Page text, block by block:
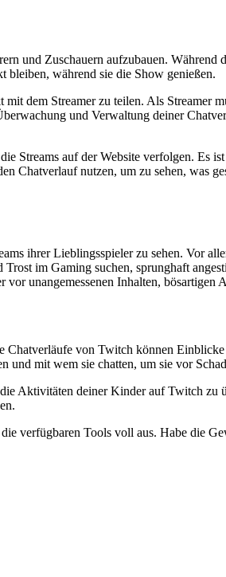
und Zuschauern aufzubauen. Während
bleiben, während sie die Show genießen.
dem Streamer zu teilen. Als Streamer
und Verwaltung deiner
auf der Website verfolgen. Es
Chatverlauf nutzen, um zu sehen, was
ihrer Lieblingsspieler zu sehen. Vor
im Gaming suchen, sprunghaft
unangemessenen Inhalten, bösartigen
von Twitch können
und mit wem sie chatten, um sie vor
Aktivitäten deiner Kinder auf Twitch
verfügbaren Tools voll aus. Habe die